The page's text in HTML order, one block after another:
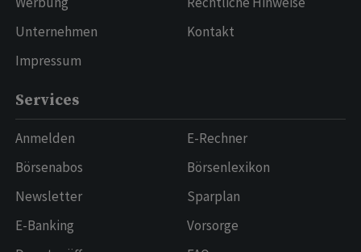
Unternehmen
Impressum
Kontakt
Services
Anmelden
Börsenabos
Newsletter
E-Banking
E-Rechner
Börsenlexikon
Sparplan
Vorsorge